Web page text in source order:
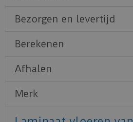
Bezorgen en levertijd
Berekenen
Afhalen
Merk